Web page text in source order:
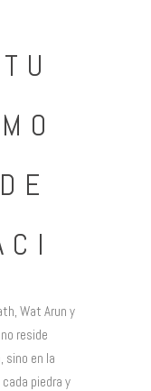
Wat Arun y
reside
sino en la
piedra y